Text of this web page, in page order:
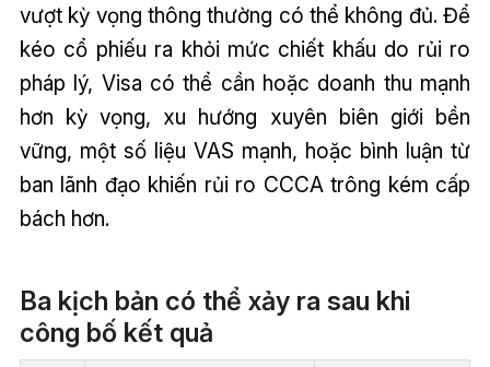
vượt kỳ vọng thông thường có thể không đủ. Để
kéo cổ phiếu ra khỏi mức chiết khấu do rủi ro
pháp lý, Visa có thể cần hoặc doanh thu mạnh
hơn kỳ vọng, xu hướng xuyên biên giới bền
vững, một số liệu VAS mạnh, hoặc bình luận từ
ban lãnh đạo khiến rủi ro CCCA trông kém cấp
bách hơn.
Ba kịch bản có thể xảy ra sau khi
công bố kết quả